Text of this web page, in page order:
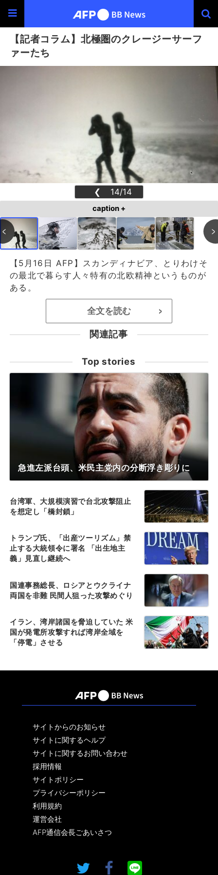
【記者コラム】北極圏のクレージーサーフ
ァーたち
❮
14/14
❯
caption +
【5月16日 AFP】スカンディナビア、とりわけそ
の最北で暮らす人々特有の北欧精神というものが
ある。
全文を読む >
関連記事
Top stories
急進左派台頭、米民主党内の分断浮き彫りに
台湾軍、大規模演習で台北攻撃阻止
を想定し「橋封鎖」
トランプ氏、「出産ツーリズム」禁
止する大統領令に署名 「出生地主
義」見直し継続へ
国連事務総長、ロシアとウクライナ
両国を非難 民間人狙った攻撃めぐり
イラン、湾岸諸国を脅迫していた 米
国が発電所攻撃すれば湾岸全域を
「停電」させる
サイトからのお知らせ
サイトに関するヘルプ
サイトに関するお問い合わせ
採用情報
サイトポリシー
プライバシーポリシー
利用規約
運営会社
AFP通信会長ごあいさつ